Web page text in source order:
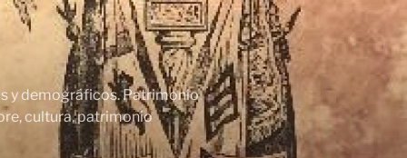
y demográficos. Patrimonio
cultura, patrimonio